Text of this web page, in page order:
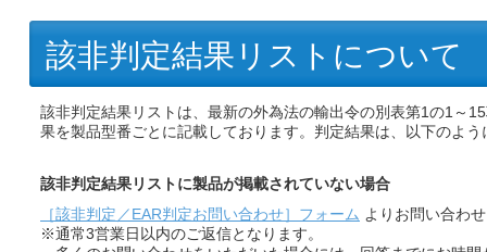
該非判定結果リストについて
該非判定結果リストは、最新の外為法の輸出令の別表第1の1～
果を製品型番ごとに記載しております。判定結果は、以下のよ
該非判定結果リストに製品が掲載されていない場合
［該非判定／EAR判定お問い合わせ］フォーム よりお問い合わ
※通常3営業日以内のご返信となります。